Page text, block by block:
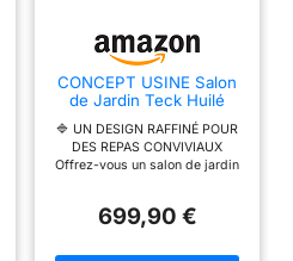
CONCEPT USINE Salon
de Jardin Teck Huilé
LUBOK Ovale 8
Personnes
🔷 UN DESIGN RAFFINÉ POUR
DES REPAS CONVIVIAUX
Offrez-vous un salon de jardin
jusqu’à 10 convives avec
EXTENSIBLE AVEC RALLONGE «
699,90 €